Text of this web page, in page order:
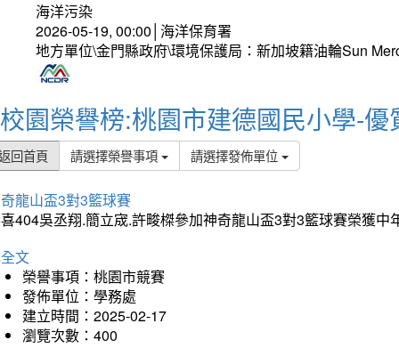
海洋污染
2026-05-19, 00:00│海洋保育署
地方單位\金門縣政府\環境保護局：新加坡籍油輪Sun
校園榮譽榜:桃園市建德國民小學-優
回首頁 請選擇榮譽事項 請選擇發佈單位
龍山盃3對3籃球賽
404吳丞翔.簡立宬.許畯榤參加神奇龍山盃3對3籃球賽榮獲中
文
榮譽事項：桃園市競賽
發佈單位：學務處
建立時間：2025-02-17
瀏覽次數：400